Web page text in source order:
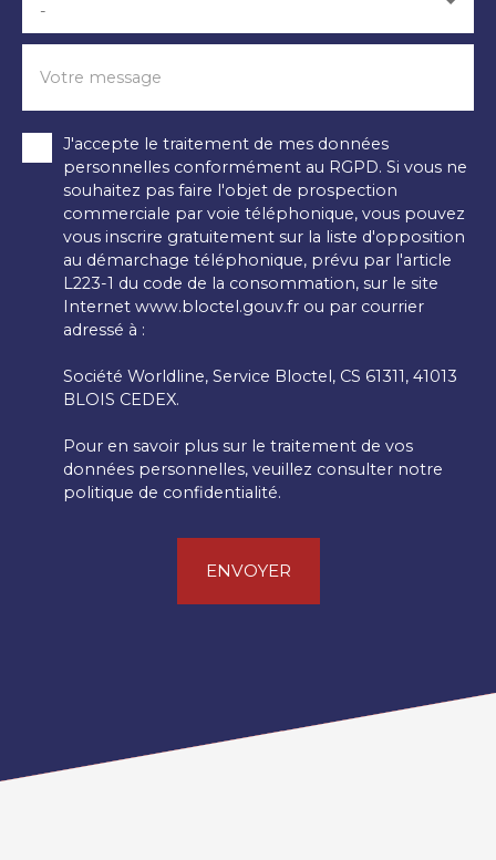
-
Votre message
J'accepte le traitement de mes données
personnelles conformément au RGPD. Si vous ne
souhaitez pas faire l'objet de prospection
commerciale par voie téléphonique, vous pouvez
vous inscrire gratuitement sur la liste d'opposition
au démarchage téléphonique, prévu par l'article
L223-1 du code de la consommation, sur le site
Internet www.bloctel.gouv.fr ou par courrier
adressé à :
Société Worldline, Service Bloctel, CS 61311, 41013
BLOIS CEDEX.
Pour en savoir plus sur le traitement de vos
données personnelles, veuillez consulter notre
politique de confidentialité.
ENVOYER